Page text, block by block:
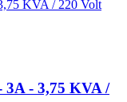
- 3,75 KVA /